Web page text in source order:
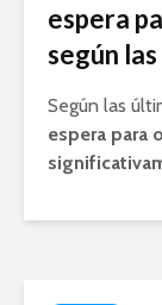
espera
según
Según las
espera para